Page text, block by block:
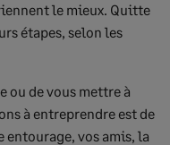
le mieux. Quitte
étapes, selon les
ou de vous mettre à
à entreprendre est de
entourage, vos amis, la